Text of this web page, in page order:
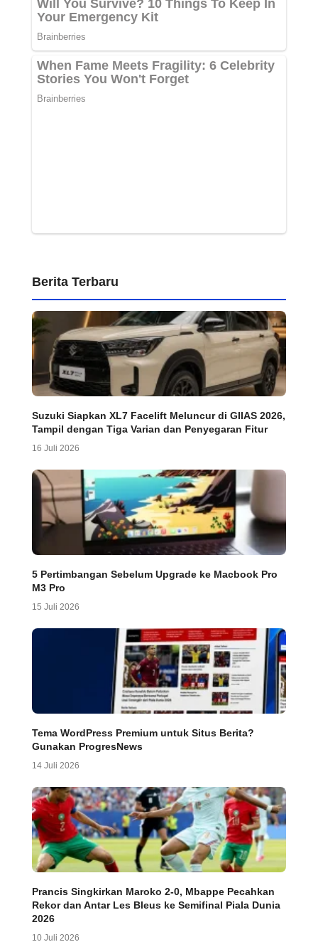
Berita Terbaru
Suzuki Siapkan XL7 Facelift Meluncur di GIIAS 2026,
Tampil dengan Tiga Varian dan Penyegaran Fitur
16 Juli 2026
5 Pertimbangan Sebelum Upgrade ke Macbook Pro
M3 Pro
15 Juli 2026
Tema WordPress Premium untuk Situs Berita?
Gunakan ProgresNews
14 Juli 2026
Prancis Singkirkan Maroko 2-0, Mbappe Pecahkan
Rekor dan Antar Les Bleus ke Semifinal Piala Dunia
2026
10 Juli 2026